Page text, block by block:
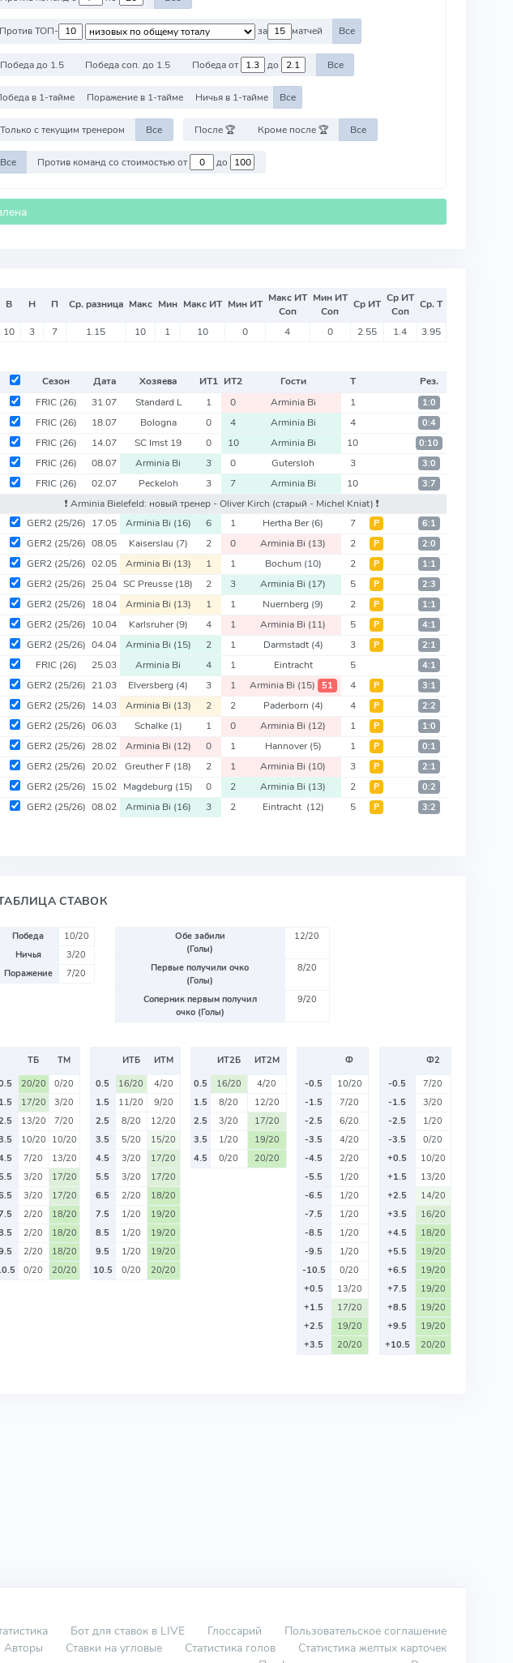
Против ТОП- за матчей Все
Победа до 1.5 Победа соп. до 1.5 Победа от до Все
в 1-тайме Поражение в 1-тайме Ничья в 1-тайме Все
Только с текущим тренером Все После 🏆 Кроме после 🏆 Все
Все Против команд со стоимостью от до
В Н П Ср. разница Макс Мин Макс ИТ Мин ИТ Макс ИТ
Соп
Мин ИТ
Соп
Ср ИТ Ср ИТ
Соп
Ср. Т
10 3 7 1.15 10 1 10 0 4 0 2.55 1.4 3.95
Сезон Дата Хозяева ИТ1 ИТ2 Гости Т
Рез.
FRIC (26) 31.07 Standard L 1 0 Arminia Bi 1 1:0
FRIC (26) 18.07 Bologna 0 4 Arminia Bi 4 0:4
FRIC (26) 14.07 SC Imst 19 0 10 Arminia Bi 10 0:10
FRIC (26) 08.07 Arminia Bi 3 0 Gutersloh 3 3:0
FRIC (26) 02.07 Peckeloh 3 7 Arminia Bi 10 3:7
❗️ Arminia Bielefeld: новый тренер - Oliver Kirch (старый - Michel Kniat) ❗️
GER2 (25/26) 17.05 Arminia Bi (16) 6 1 Hertha Ber(6) 7 Р 6:1
GER2 (25/26) 08.05 Kaiserslau (7) 2 0 Arminia Bi (13) 2 Р 2:0
GER2 (25/26) 02.05 Arminia Bi (13) 1 1 Bochum (10) 2 Р 1:1
GER2 (25/26) 25.04 SC Preusse (18) 2 3 Arminia Bi (17) 5 Р 2:3
GER2 (25/26) 18.04 Arminia Bi (13) 1 1 Nuernberg (9) 2 Р 1:1
GER2 (25/26) 10.04 Karlsruher(9) 4 1 Arminia Bi (11) 5 Р 4:1
GER2 (25/26) 04.04 Arminia Bi (15) 2 1 Darmstadt (4) 3 Р 2:1
FRIC (26) 25.03 Arminia Bi 4 1 Eintracht 5 4:1
GER2 (25/26) 21.03 Elversberg (4) 3 1 Arminia Bi (15) 51 4 Р 3:1
GER2 (25/26) 14.03 Arminia Bi (13) 2 2 Paderborn (4) 4 Р 2:2
GER2 (25/26) 06.03 Schalke (1) 1 0 Arminia Bi (12) 1 Р 1:0
GER2 (25/26) 28.02 Arminia Bi (12) 0 1 Hannover(5) 1 Р 0:1
GER2 (25/26) 20.02 Greuther F (18) 2 1 Arminia Bi (10) 3 Р 2:1
GER2 (25/26) 15.02 Magdeburg (15) 0 2 Arminia Bi (13) 2 Р 0:2
GER2 (25/26) 08.02 Arminia Bi (16) 3 2 Eintracht (12) 5 Р 3:2
СТАВОК
Победа
10/20
Ничья
3/20
Поражение
7/20
Обе забили
(Голы)
12/20
Первые получили очко
(Голы)
8/20
Соперник первым получил
очко (Голы)
9/20
ТБ
ТМ
20/20
0/20
1.5
17/20
3/20
13/20
7/20
10/20 10/20
7/20
13/20
3/20
17/20
3/20
17/20
2/20
18/20
2/20
18/20
2/20
18/20
0/20 20/20
ИТБ
ИТМ
0.5
16/20
4/20
1.5
11/20
9/20
2.5
8/20
12/20
3.5
5/20
15/20
4.5
3/20
17/20
5.5
3/20
17/20
6.5
2/20
18/20
7.5
1/20
19/20
8.5
1/20
19/20
9.5
1/20
19/20
10.5
0/20 20/20
ИТ2Б
ИТ2М
0.5
16/20
4/20
1.5
8/20
12/20
2.5
3/20
17/20
3.5
1/20
19/20
4.5
0/20 20/20
Ф
-0.5
10/20
-1.5
7/20
-2.5
6/20
-3.5
4/20
-4.5
2/20
-5.5
1/20
-6.5
1/20
-7.5
1/20
-8.5
1/20
-9.5
1/20
-10.5
0/20
+0.5
13/20
+1.5
17/20
+2.5
19/20
+3.5
20/20
Ф2
-0.5
7/20
-1.5
3/20
-2.5
1/20
-3.5
0/20
+0.5
10/20
+1.5
13/20
+2.5
14/20
+3.5
16/20
+4.5
18/20
+5.5
19/20
+6.5
19/20
+7.5
19/20
+8.5
19/20
+9.5
19/20
+10.5
20/20
Бот для ставок в LIVE Глоссарий
Пользовательское соглашение
Авторы
Ставки на угловые Статистика голов
Статистика желтых карточек